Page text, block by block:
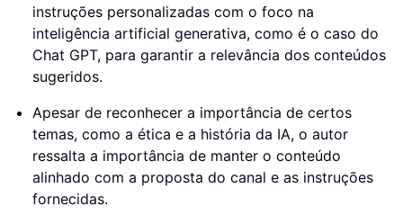
instruções personalizadas com o foco na
inteligência artificial generativa, como é o caso do
Chat GPT, para garantir a relevância dos conteúdos
sugeridos.
Apesar de reconhecer a importância de certos
temas, como a ética e a história da IA, o autor
ressalta a importância de manter o conteúdo
alinhado com a proposta do canal e as instruções
fornecidas.